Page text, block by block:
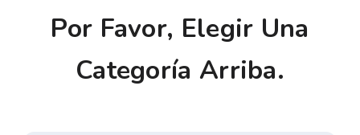
Por Favor, Elegir Una
Categoría Arriba.